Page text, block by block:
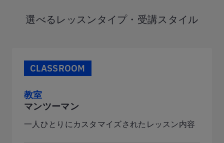
選べるレッスンタイプ・受講スタイル
CLASSROOM
教室
マンツーマン
一人ひとりにカスタマイズされたレッスン内容